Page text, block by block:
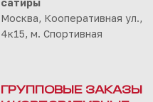
сатиры
Москва, Кооперативная ул.,
4к15, м. Спортивная
ГРУППОВЫЕ ЗАКАЗЫ